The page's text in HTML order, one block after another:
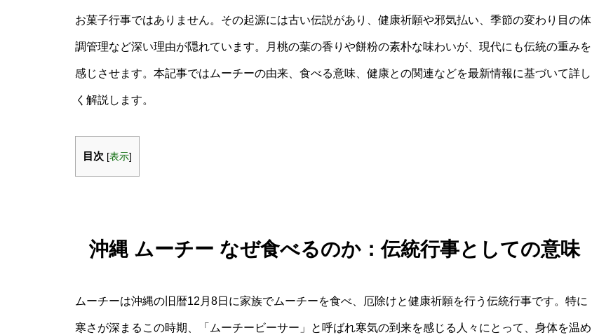
お菓子行事ではありません。その起源には古い伝説があり、健康祈願や邪気払い、季節の変わり目の体
調管理など深い理由が隠れています。月桃の葉の香りや餅粉の素朴な味わいが、現代にも伝統の重みを
感じさせます。本記事ではムーチーの由来、食べる意味、健康との関連などを最新情報に基づいて詳し
く解説します。
目次 [表示]
沖縄 ムーチー なぜ食べるのか：伝統行事としての意味
ムーチーは沖縄の旧暦12月8日に家族でムーチーを食べ、厄除けと健康祈願を行う伝統行事です。特に
寒さが深まるこの時期、「ムーチービーサー」と呼ばれ寒気の到来を感じる人々にとって、身体を温め